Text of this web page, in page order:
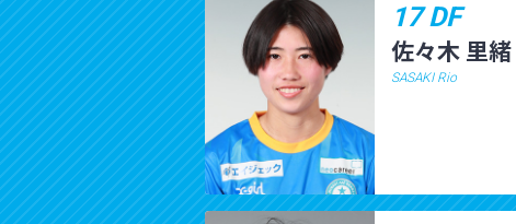
17 DF
佐々木 里緒
SASAKI Rio